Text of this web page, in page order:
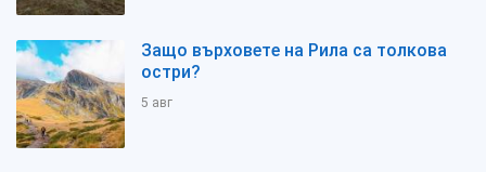
Защо върховете на Рила са толкова
остри?
5 авг